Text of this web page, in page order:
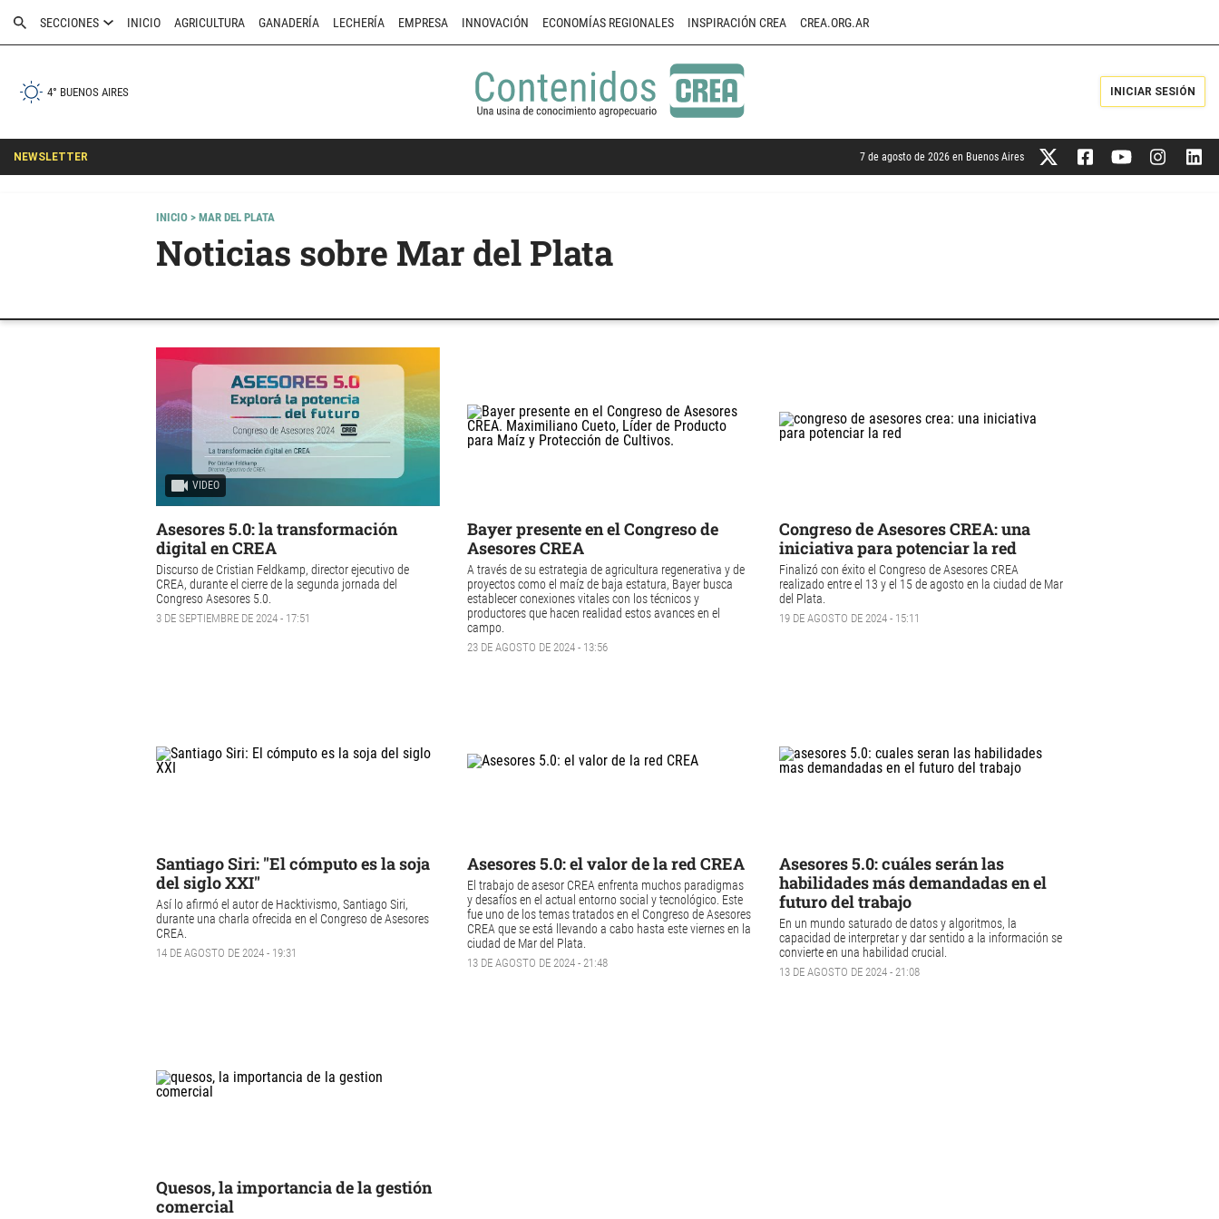
SECCIONES INICIO AGRICULTURA GANADERÍA LECHERÍA EMPRESA INNOVACIÓN ECONOMÍAS REGIONALES INSPIRACIÓN CREA CREA.ORG.AR
4° BUENOS AIRES INICIAR SESIÓN
NEWSLETTER 7 de agosto de 2026 en Buenos Aires
INICIO > MAR DEL PLATA
Noticias sobre Mar del Plata
VIDEO
Asesores 5.0: la transformación
digital en CREA
Discurso de Cristian Feldkamp, director ejecutivo de
CREA, durante el cierre de la segunda jornada del
Congreso Asesores 5.0
3 DE SEPTIEMBRE DE 2024 - 17:51
Bayer presente en el Congreso de
Asesores CREA
A través de su estrategia de agricultura regenerativa y de
proyectos como el maíz de baja estatura, Bayer busca
establecer conexiones vitales con los técnicos y
productores que hacen realidad estos avances en el
campo.
23 DE AGOSTO DE 2024 - 13:56
Congreso de Asesores CREA: una
iniciativa para potenciar la red
Finalizó con éxito el Congreso de Asesores CREA
realizado entre el 13 y el 15 de agosto en la ciudad de Mar
del Plata.
19 DE AGOSTO DE 2024 - 15:11
Santiago Siri: "El cómputo es la soja
del siglo XXI"
Así lo afirmó el autor de Hacktivismo, Santiago Siri,
durante una charla ofrecida en el Congreso de Asesores
CREA.
14 DE AGOSTO DE 2024 - 19:31
Asesores 5.0: el valor de la red CREA
El trabajo de asesor CREA enfrenta muchos paradigmas
y desafíos en el actual entorno social y tecnológico. Este
fue uno de los temas tratados en el Congreso de Asesores
CREA que se está llevando a cabo hasta este viernes en la
ciudad de Mar del Plata.
13 DE AGOSTO DE 2024 - 21:48
Asesores 5.0: cuáles serán las
habilidades más demandadas en el
futuro del trabajo
En un mundo saturado de datos y algoritmos, la
capacidad de interpretar y dar sentido a la información se
convierte en una habilidad crucial.
13 DE AGOSTO DE 2024 - 21:08
Quesos, la importancia de la gestión
comercial